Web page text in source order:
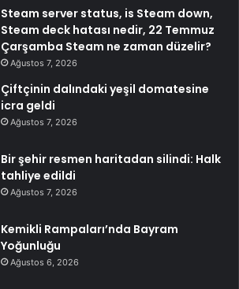
Steam server status, is Steam down,
Steam deck hatası nedir, 22 Temmuz
Çarşamba Steam ne zaman düzelir?
Ağustos 7, 2026
Çiftçinin dalındaki yeşil domatesine
icra geldi
Ağustos 7, 2026
Bir şehir resmen haritadan silindi: Halk
tahliye edildi
Ağustos 7, 2026
Kemikli Rampaları’nda Bayram
Yoğunluğu
Ağustos 6, 2026